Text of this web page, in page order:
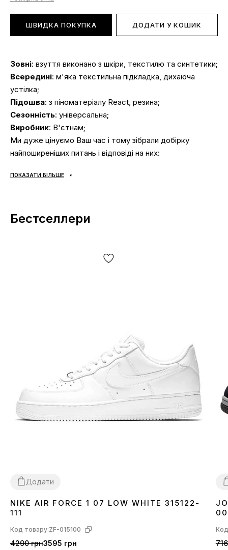
ШВИДКА ПОКУПКА ДОДАТИ У КОШИК
Зовні: взуття виконано з шкіри, текстилю та синтетики;
Всередині: м'яка текстильна підкладка, дихаюча
устілка;
Підошва: з піноматеріалу React, резина;
Сезонність: універсальна;
Виробник: В'єтнам;
Ми дуже цінуємо Ваш час і тому зібрали добірку
найпоширеніших питань і відповіді на них:
наложкою.Середній час доставки нашого магазину 1–3
(наприклад — товару немає в наявності у
У нас великий асортимент взуття і для простоти
використання на сайті представлена ​​узагальнена
розмірна сітка. Для вибору розміру конкретної моделі
слід виміряти Вашу стопу згідно інструкцій на стор.
«Визначити розмір» і далі обрати розмір по
ПОКАЗАТИ БІЛЬШЕ
Бестселлери
Додати
3637 38 39 40414243 4445 46
NIKE AIR FORCE 1 07 LOW WHITE 315122-
111
Код товару:ZF-015100
4290 грн3595 грн